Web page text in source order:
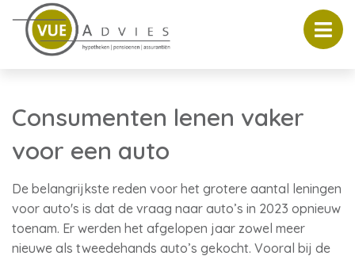
Consumenten lenen vaker
voor een auto
De belangrijkste reden voor het grotere aantal leningen
voor auto's is dat de vraag naar auto’s in 2023 opnieuw
toenam. Er werden het afgelopen jaar zowel meer
nieuwe als tweedehands auto’s gekocht. Vooral bij de